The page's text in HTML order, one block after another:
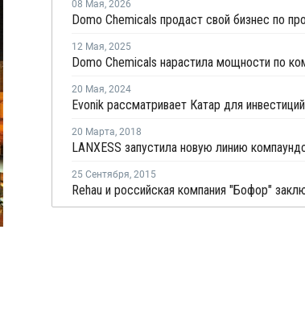
08 Мая, 2026
12 Мая, 2025
20 Мая, 2024
Evonik рассматривает Катар для инвестиций
20 Марта, 2018
25 Сентября, 2015